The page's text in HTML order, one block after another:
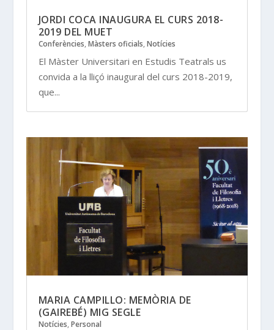
JORDI COCA INAUGURA EL CURS 2018-
2019 DEL MUET
Conferències, Màsters oficials, Notícies
El Màster Universitari en Estudis Teatrals us
convida a la lliçó inaugural del curs 2018-2019,
que...
MARIA CAMPILLO: MEMÒRIA DE
(GAIREBÉ) MIG SEGLE
Notícies, Personal